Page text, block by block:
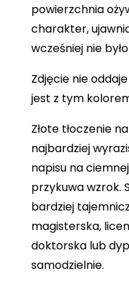
powierzchnia
charakter,
wcześniej nie
Zdjęcie nie
jest z tym
Złote tłoczenie
najbardziej
napisu na
przykuwa wzrok.
bardziej
magisterska,
doktorska lub
samodzielnie.